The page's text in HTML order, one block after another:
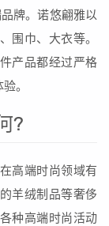
牌。诺悠翩雅以
围巾、大衣等。
产品都经过严格
。
?
高端时尚领域有
羊绒制品等奢侈
种高端时尚活动